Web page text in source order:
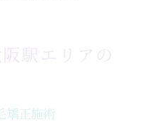
駅エリアの
矯正施術